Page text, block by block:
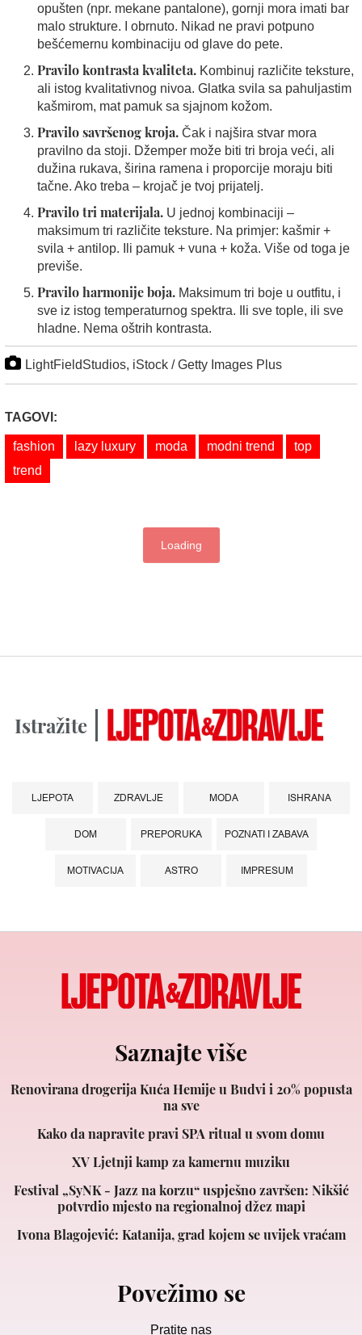
opušten (npr. mekane pantalone), gornji mora imati bar
malo strukture. I obrnuto. Nikad ne pravi potpuno
bešćemernu kombinaciju od glave do pete.
Pravilo kontrasta kvaliteta. Kombinuj različite teksture,
ali istog kvalitativnog nivoa. Glatka svila sa pahuljastim
kašmirom, mat pamuk sa sjajnom kožom.
Pravilo savršenog kroja. Čak i najšira stvar mora
pravilno da stoji. Džemper može biti tri broja veći, ali
dužina rukava, širina ramena i proporcije moraju biti
tačne. Ako treba – krojač je tvoj prijatelj.
Pravilo tri materijala. U jednoj kombinaciji –
maksimum tri različite teksture. Na primjer: kašmir +
svila + antilop. Ili pamuk + vuna + koža. Više od toga je
previše.
Pravilo harmonije boja. Maksimum tri boje u outfitu, i
sve iz istog temperaturnog spektra. Ili sve tople, ili sve
hladne. Nema oštrih kontrasta.
LightFieldStudios, iStock / Getty Images Plus
TAGOVI:
fashion lazy luxury moda modni trend
top
trend
Loading
Istražite
LJEPOTA ZDRAVLJE MODA ISHRANA
DOM PREPORUKA POZNATI I ZABAVA
MOTIVACIJA ASTRO IMPRESUM
Saznajte više
Renovirana drogerija Kuća Hemije u Budvi i 20% popusta
na sve
Kako da napravite pravi SPA ritual u svom domu
XV Ljetnji kamp za kamernu muziku
Festival „SyNK - Jazz na korzu“ uspješno završen: Nikšić
potvrdio mjesto na regionalnoj džez mapi
Ivona Blagojević: Katanija, grad kojem se uvijek vraćam
Povežimo se
Pratite nas